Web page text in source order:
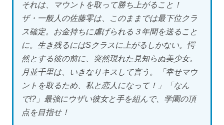
それは、マウントを取って勝ち上がること！
ザ・一般人の佐藤零は、このままでは最下位クラ
ス確定。お金持ちに虐げられる３年間を送ること
に。生き残るにはSクラスに上がるしかない。愕
然とする彼の前に、突然現れた見知らぬ美少女。
月並千里は、いきなりキスして言う。「幸せマウ
ントを取るため、私と恋人になって！」「なん
で!?」最強にウザい彼女と手を組んで、学園の頂
点を目指せ！